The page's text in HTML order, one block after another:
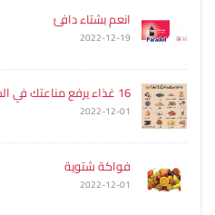
انعم بشتاء دافئ
2022-12-19
16 غذاء يرفع مناعتك في الشتاء
2022-12-01
فواكة شتوية
2022-12-01